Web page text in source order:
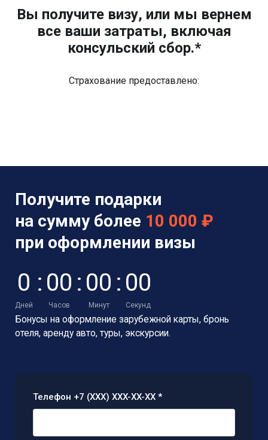
Вы получите визу, или мы вернем
все ваши затраты, включая
консульский сбор.*
Страхование предоставлено:
Получите подарки
на сумму более 10 000 ₽
при оформлении визы
0
Дней
: 00
Часов
: 00
Минут
: 00
Секунд
Бонусы на оформление зарубежной карты, бронь
отеля, аренду авто, туры, экскурсии.
Телефон +7 (XXX) XXX-XX-XX *